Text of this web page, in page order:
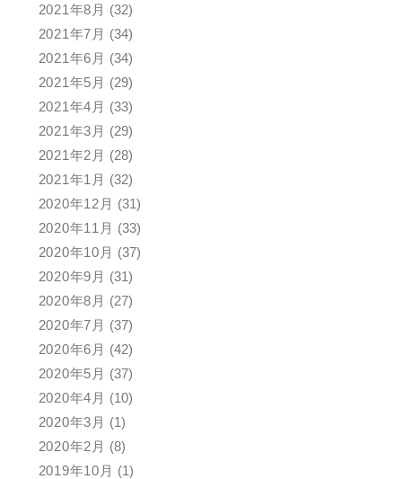
2021年8月 (32)
2021年7月 (34)
2021年6月 (34)
2021年5月 (29)
2021年4月 (33)
2021年3月 (29)
2021年2月 (28)
2021年1月 (32)
2020年12月 (31)
2020年11月 (33)
2020年10月 (37)
2020年9月 (31)
2020年8月 (27)
2020年7月 (37)
2020年6月 (42)
2020年5月 (37)
2020年4月 (10)
2020年3月 (1)
2020年2月 (8)
2019年10月 (1)